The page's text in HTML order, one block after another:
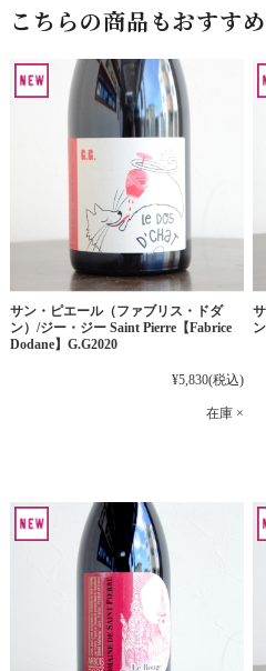
こちらの商品もおすすめ
サン・ピエール（ファブリス・ドダ
ン）/ジー・ジー Saint Pierre【Fabrice
Dodane】G.G2020
¥5,830(税込)
在庫 ×